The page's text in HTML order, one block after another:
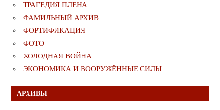
ТРАГЕДИЯ ПЛЕНА
ФАМИЛЬНЫЙ АРХИВ
ФОРТИФИКАЦИЯ
ФОТО
ХОЛОДНАЯ ВОЙНА
ЭКОНОМИКА И ВООРУЖЁННЫЕ СИЛЫ
АРХИВЫ